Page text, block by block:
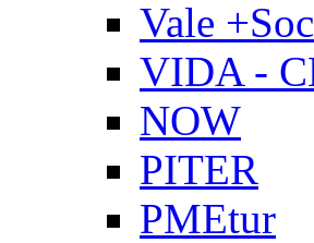
Vale
VIDA -
NOW
PITER
PMEtur